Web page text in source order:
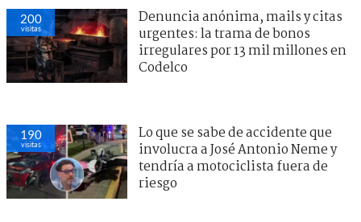
200
visitas
Denuncia anónima, mails y citas
urgentes: la trama de bonos
irregulares por 13 mil millones en
Codelco
190
visitas
Lo que se sabe de accidente que
involucra a José Antonio Neme y
tendría a motociclista fuera de
riesgo